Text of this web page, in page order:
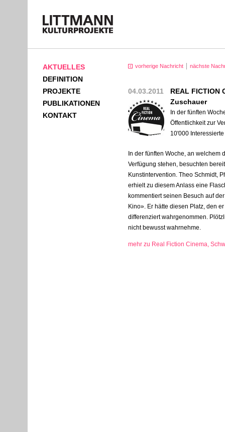
AKTUELLES
DEFINITION
PROJEKTE
PUBLIKATIONEN
KONTAKT
vorherige Nachricht nächste
04.03.2011
REAL FICTION
Zuschauer
In der fünften
Öffentlichkeit zur
10'000
In der fünften Woche, an welchem
Verfügung stehen, besuchten
Kunstintervention. Theo Schmidt,
erhielt zu diesem Anlass eine
kommentiert seinen Besuch auf
Kino». Er hätte diesen Platz, den
differenziert wahrgenommen.
nicht bewusst wahrnehme.
mehr zu Real Fiction Cinema,